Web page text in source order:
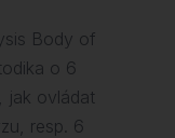
Body of
o 6
jak ovládat
resp. 6